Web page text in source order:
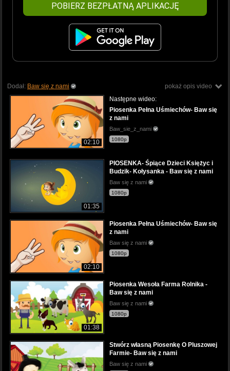
POBIERZ BEZPŁATNĄ APLIKACJĘ
pokaż opis video
Dodał: Baw się z nami
02:10
Następne wideo:
Piosenka Pełna Uśmiechów- Baw się
z nami
Baw_sie_z_nami
1080p
01:35
PIOSENKA- Śpiące Dzieci Księżyc i
Budzik- Kołysanka - Baw się z nami
Baw się z nami
1080p
02:10
Piosenka Pełna Uśmiechów- Baw się
z nami
Baw się z nami
1080p
01:38
Piosenka Wesoła Farma Rolnika -
Baw się z nami
Baw się z nami
1080p
Stwórz własną Piosenkę O Pluszowej
Farmie- Baw się z nami
Baw się z nami